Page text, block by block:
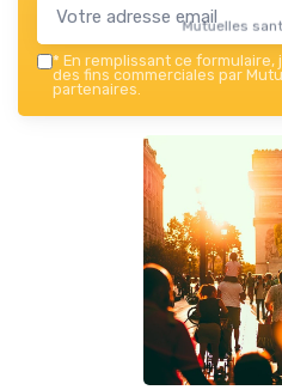
Mutuelles
* En remplissant ce formulaire,
des fins commerciales par
partenaires.